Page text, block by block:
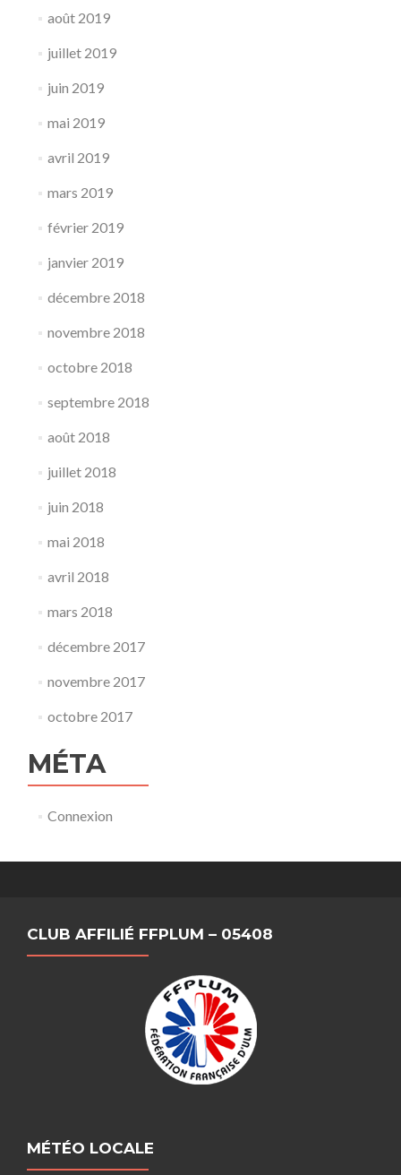
août 2019
juillet 2019
juin 2019
mai 2019
avril 2019
mars 2019
février 2019
janvier 2019
décembre 2018
novembre 2018
octobre 2018
septembre 2018
août 2018
juillet 2018
juin 2018
mai 2018
avril 2018
mars 2018
décembre 2017
novembre 2017
octobre 2017
MÉTA
Connexion
CLUB AFFILIÉ FFPLUM – 05408
MÉTÉO LOCALE